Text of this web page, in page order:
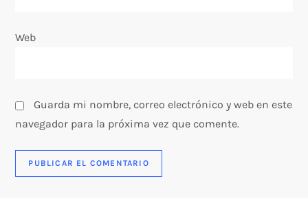
d
s
Web
Guarda mi nombre, correo electrónico y web en este
navegador para la próxima vez que comente.